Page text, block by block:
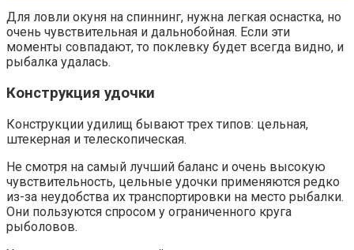
Для ловли окуня на спиннинг, нужна легкая оснастка, но
очень чувствительная и дальнобойная. Если эти
моменты совпадают, то поклевку будет всегда видно, и
рыбалка удалась.
Конструкция удочки
Конструкции удилищ бывают трех типов: цельная,
штекерная и телескопическая.
Не смотря на самый лучший баланс и очень высокую
чувствительность, цельные удочки применяются редко
из-за неудобства их транспортировки на место рыбалки.
Они пользуются спросом у ограниченного круга
рыболовов.